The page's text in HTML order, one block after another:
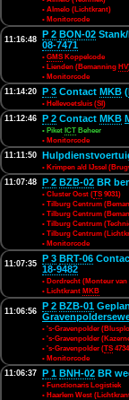
• Almelo (Lichtkrant)
• Monitorcode
11:16:48 P 2 BON-02
08-7471
• GMS Koppelcode
• Lienden (Bemanning HV
• Monitorcode
11:14:20 P 3 Contact MKB (
• Hellevoetsluis (SI )
11:12:46 P 2 Contact MKB
• Piket ICT Beheer
• Monitorcode
11:11:50
• Krimpen a/d IJssel
11:07:48 P 2 BZB-02 BR
• Cluster Oost (TS 9031)
• Tilburg Centrum
• Tilburg Centrum
• Tilburg Centrum
• Tilburg Centrum
• Monitorcode
11:07:35 P 3 BRT-06
18-9482
• Dordrecht (Monteur van
• Lichtkrant MKB
11:06:56 P 2 BZB-01
• 's-Gravenpolder
• 's-Gravenpolder
• 's-Gravenpolder (TS
• Monitorcode
11:06:37 P 1 BNH-02 BR
• Functionaris Logistiek
• Haarlem West